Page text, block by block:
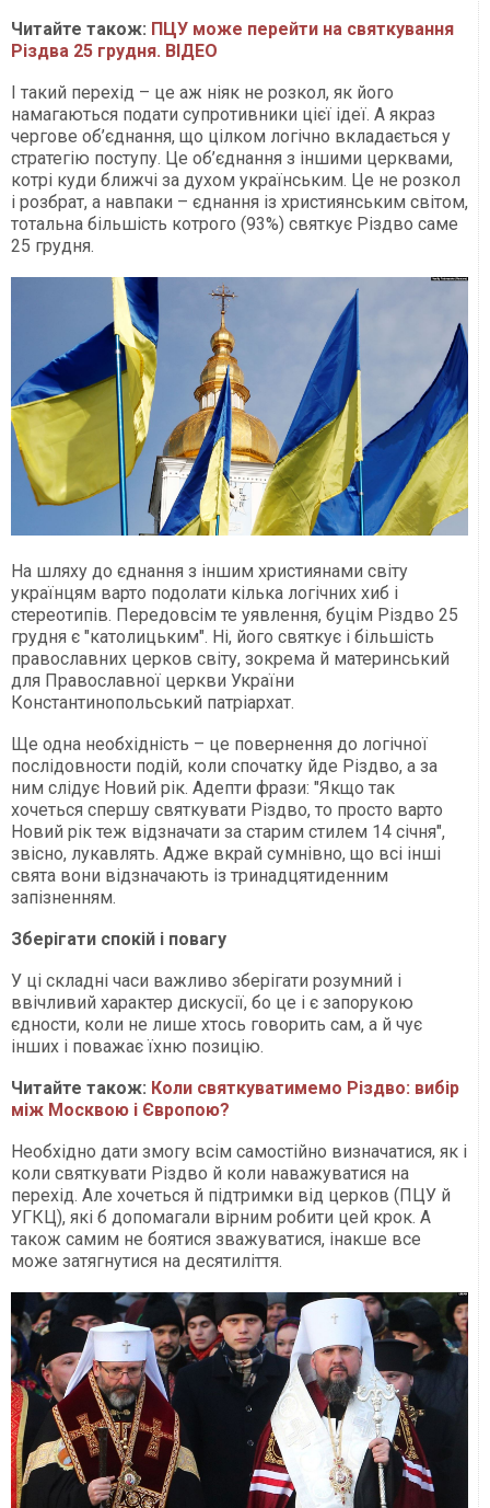
Читайте також: ПЦУ може перейти на святкування
Різдва 25 грудня. ВІДЕО
І такий перехід – це аж ніяк не розкол, як його
намагаються подати супротивники цієї ідеї. А якраз
чергове об’єднання, що цілком логічно вкладається у
стратегію поступу. Це об’єднання з іншими церквами,
котрі куди ближчі за духом українським. Це не розкол
і розбрат, а навпаки – єднання із християнським світом,
тотальна більшість котрого (93%) святкує Різдво саме
25 грудня.
На шляху до єднання з іншим християнами світу
українцям варто подолати кілька логічних хиб і
стереотипів. Передовсім те уявлення, буцім Різдво 25
грудня є "католицьким". Ні, його святкує і більшість
православних церков світу, зокрема й материнський
для Православної церкви України
Константинопольський патріархат.
Ще одна необхідність – це повернення до логічної
послідовности подій, коли спочатку йде Різдво, а за
ним слідує Новий рік. Адепти фрази: "Якщо так
хочеться спершу святкувати Різдво, то просто варто
Новий рік теж відзначати за старим стилем 14 січня",
звісно, лукавлять. Адже вкрай сумнівно, що всі інші
свята вони відзначають із тринадцятиденним
запізненням.
Зберігати спокій і повагу
У ці складні часи важливо зберігати розумний і
ввічливий характер дискусії, бо це і є запорукою
єдности, коли не лише хтось говорить сам, а й чує
інших і поважає їхню позицію.
Читайте також: Коли святкуватимемо Різдво: вибір
між Москвою і Європою?
Необхідно дати змогу всім самостійно визначатися, як і
коли святкувати Різдво й коли наважуватися на
перехід. Але хочеться й підтримки від церков (ПЦУ й
УГКЦ), які б допомагали вірним робити цей крок. А
також самим не боятися зважуватися, інакше все
може затягнутися на десятиліття.